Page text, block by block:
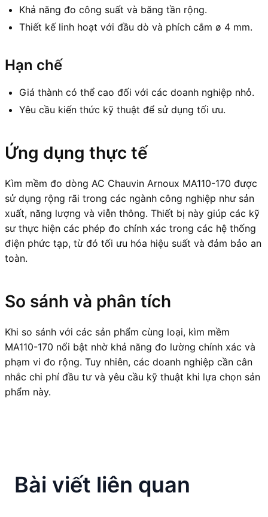
Khả năng đo công suất và băng tần rộng.
Thiết kế linh hoạt với đầu dò và phích cắm ø 4 mm.
Hạn chế
Giá thành có thể cao đối với các doanh nghiệp nhỏ.
Yêu cầu kiến thức kỹ thuật để sử dụng tối ưu.
Ứng dụng thực tế
Kìm mềm đo dòng AC Chauvin Arnoux MA110-170 được
sử dụng rộng rãi trong các ngành công nghiệp như sản
xuất, năng lượng và viễn thông. Thiết bị này giúp các kỹ
sư thực hiện các phép đo chính xác trong các hệ thống
điện phức tạp, từ đó tối ưu hóa hiệu suất và đảm bảo an
toàn.
So sánh và phân tích
Khi so sánh với các sản phẩm cùng loại, kìm mềm
MA110-170 nổi bật nhờ khả năng đo lường chính xác và
phạm vi đo rộng. Tuy nhiên, các doanh nghiệp cần cân
nhắc chi phí đầu tư và yêu cầu kỹ thuật khi lựa chọn sản
phẩm này.
Bài viết liên quan